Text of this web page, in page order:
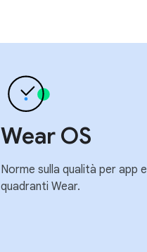
Wear OS
Norme sulla qualità per app e
quadranti Wear.